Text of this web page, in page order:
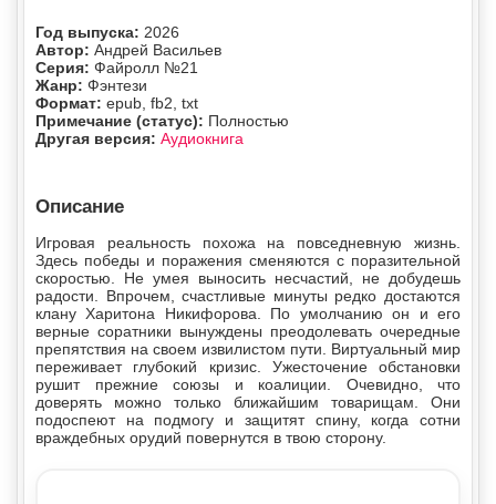
Год выпуска: 2026
Автор: Андрей Васильев
Серия: Файролл №21
Жанр: Фэнтези
Формат: epub, fb2, txt
Примечание (статус): Полностью
Другая версия: Аудиокнига
Описание
Игровая реальность похожа на повседневную жизнь.
Здесь победы и поражения сменяются с поразительной
скоростью. Не умея выносить несчастий, не добудешь
радости. Впрочем, счастливые минуты редко достаются
клану Харитона Никифорова. По умолчанию он и его
верные соратники вынуждены преодолевать очередные
препятствия на своем извилистом пути. Виртуальный мир
переживает глубокий кризис. Ужесточение обстановки
рушит прежние союзы и коалиции. Очевидно, что
доверять можно только ближайшим товарищам. Они
подоспеют на подмогу и защитят спину, когда сотни
враждебных орудий повернутся в твою сторону.